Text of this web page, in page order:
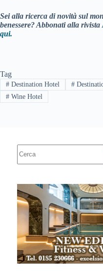
Sei alla ricerca di novità sul
benessere? Abbonati alla rivista
qui.
Tag
#Destination Hotel #
#Wine Hotel
risultato